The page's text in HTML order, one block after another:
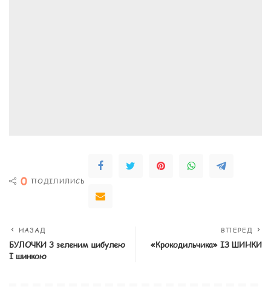
0 ПОДІЛИЛИСЬ
НАЗАД
БУЛОЧКИ З зеленим цибулею
І шинкою
ВПЕРЕД
«Крокодильчика» ІЗ ШИНКИ